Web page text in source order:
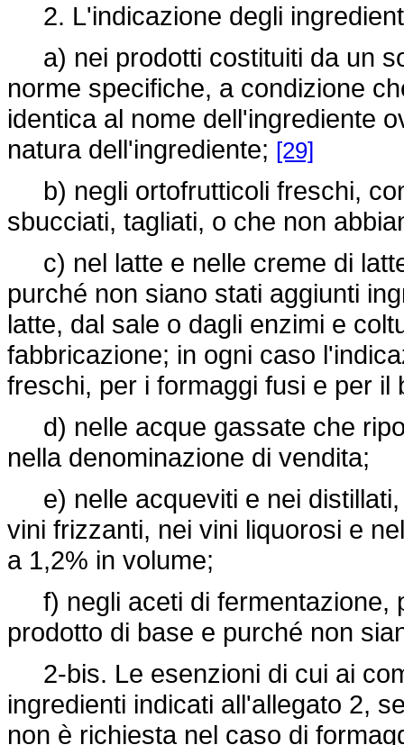
2. L'indicazione degli
a) nei prodotti costituiti da un
norme specifiche, a condizione
identica al nome dell'ingrediente
natura dell'ingrediente; [29]
b) negli ortofrutticoli freschi,
sbucciati, tagliati, o che non
c) nel latte e nelle creme di
purché non siano stati aggiunti
latte, dal sale o dagli enzimi e
fabbricazione; in ogni caso
freschi, per i formaggi fusi e per il
d) nelle acque gassate che
nella denominazione di vendita;
e) nelle acqueviti e nei distillati,
vini frizzanti, nei vini liquorosi e
a 1,2% in volume;
f) negli aceti di fermentazione,
prodotto di base e purché non
2-bis. Le esenzioni di cui ai
ingredienti indicati all'allegato 2,
non è richiesta nel caso di